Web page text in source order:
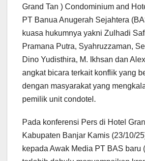
Grand Tan ) Condominium and
PT Banua Anugerah Sejahtera
kuasa hukumnya yakni Zulhadi
Pramana Putra, Syahruzzaman,
Dino Yudisthira, M. Ikhsan dan
angkat bicara terkait konflik yang
dengan masyarakat yang
pemilik unit condotel.
Pada konferensi Pers di Hotel
Kabupaten Banjar Kamis (23/10/
kepada Awak Media PT BAS baru